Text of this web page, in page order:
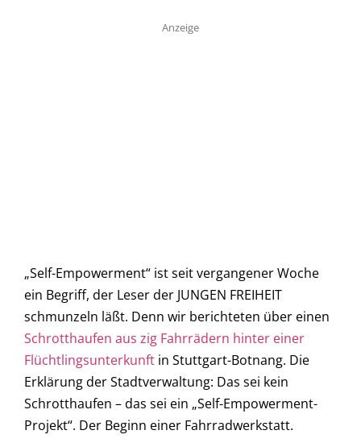
Anzeige
„Self-Empowerment“ ist seit vergangener Woche
ein Begriff, der Leser der JUNGEN FREIHEIT
schmunzeln läßt. Denn wir berichteten über einen
Schrotthaufen aus zig Fahrrädern hinter einer
Flüchtlingsunterkunft in Stuttgart-Botnang. Die
Erklärung der Stadtverwaltung: Das sei kein
Schrotthaufen – das sei ein „Self-Empowerment-
Projekt“. Der Beginn einer Fahrradwerkstatt.